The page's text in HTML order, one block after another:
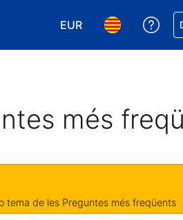
EUR
Tria la moneda. La
Tria l'idioma.
més
tema de les Preguntes més freqüents